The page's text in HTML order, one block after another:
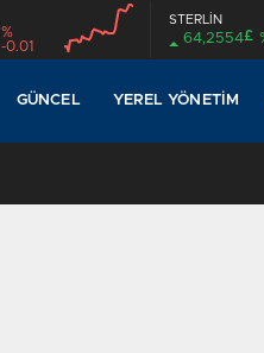
%
-0.01
STERLİN
64,2554£
GÜNCEL YEREL YÖNETIM